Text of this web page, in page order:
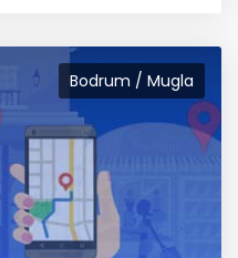
Bodrum / Mugla